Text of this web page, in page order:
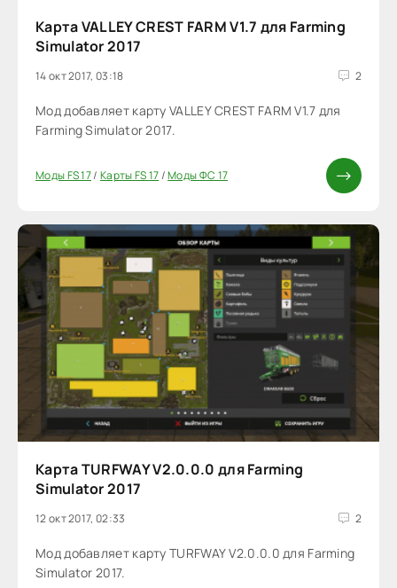
Карта VALLEY CREST FARM V1.7 для Farming
Simulator 2017
14 окт 2017, 03:18 2
Мод добавляет карту VALLEY CREST FARM V1.7 для
Farming Simulator 2017.
Моды FS 17/ Карты FS 17/Моды ФС 17
Карта TURFWAY V2.0.0.0 для Farming
Simulator 2017
12 окт 2017, 02:33 2
Мод добавляет карту TURFWAY V2.0.0.0 для Farming
Simulator 2017.